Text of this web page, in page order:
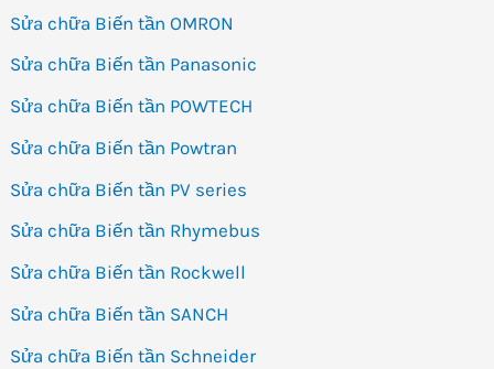
Sửa chữa Biến tần OMRON
Sửa chữa Biến tần Panasonic
Sửa chữa Biến tần POWTECH
Sửa chữa Biến tần Powtran
Sửa chữa Biến tần PV series
Sửa chữa Biến tần Rhymebus
Sửa chữa Biến tần Rockwell
Sửa chữa Biến tần SANCH
Sửa chữa Biến tần Schneider